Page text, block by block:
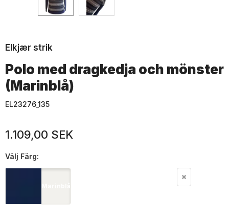
Elkjær strik
Polo med dragkedja och mönster
(Marinblå)
EL23276_135
1.109,00 SEK
Välj Färg:
Marinblå